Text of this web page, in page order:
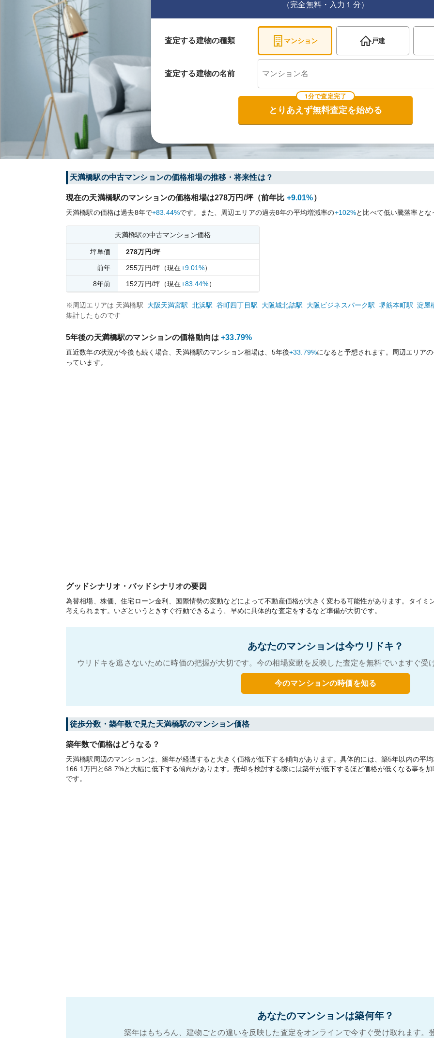
（完全無料・入力１分）
査定する建物の種類 マンション 戸建
査定する建物の名前
1分で査定完了
とりあえず無料査定を始める
天満橋駅の中古マンションの価格相場の推移・将来性は？
現在の天満橋駅のマンションの価格相場は278万円/坪（前年比 +9.01%）
天満橋駅の価格は過去8年で+83.44%です。 また、周辺エリアの過去8年の平均増減率の+102%と比べて低い騰落率とな
天満橋駅の中古マンション価格
坪単価 278万円/坪
前年 255万円/坪 （現在+9.01%）
8年前 152万円/坪 （現在+83.44%）
※周辺エリアは 天満橋駅 大阪天満宮駅 北浜駅 谷町四丁目駅 大阪城北詰駅 大阪ビジネスパーク駅 堺筋本町駅 淀屋
集計したものです
5年後の天満橋駅のマンションの価格動向は +33.79%
直近数年の状況が今後も続く場合、 天満橋駅のマンション相場は、5年後+33.79%になると予想されます。周辺エリア
っています。
グッドシナリオ・バッドシナリオの要因
為替相場、株価、住宅ローン金利、国際情勢の変動などによって不動産価格が大きく変わる可能性があります。タイミ
考えられます。いざというときすぐ行動できるよう、早めに具体的な査定をするなど準備が大切です。
あなたのマンションは今ウリドキ？
ウリドキを逃さないために時価の把握が大切です。今の相場変動を反映した査定を無料でいますぐ
今のマンションの時価を知る
徒歩分数・築年数で見た天満橋駅のマンション価格
築年数で価格はどうなる？
天満橋駅周辺のマンションは、築年が経過すると大きく価格が低下する傾向があります。具体的には、築5年以内の平
166.1万円と68.7%と大幅に低下する傾向があります。売却を検討する際には築年が低下するほど価格が低くなる事を
です。
あなたのマンションは築何年？
築年はもちろん、建物ごとの違いを反映した査定をオンラインで今すぐ受け取れます。